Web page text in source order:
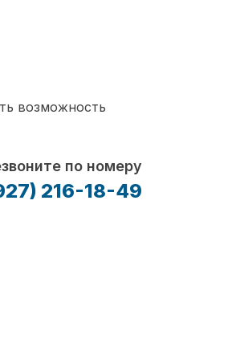
возможность
по номеру
216-18-49